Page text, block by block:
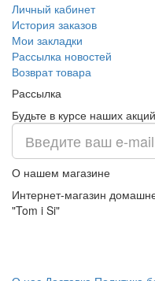
Личный кабинет
История заказов
Мои закладки
Рассылка новостей
Возврат товара
Рассылка
Будьте в курсе наших
О нашем магазине
Интернет-магазин
"Tom i Si"